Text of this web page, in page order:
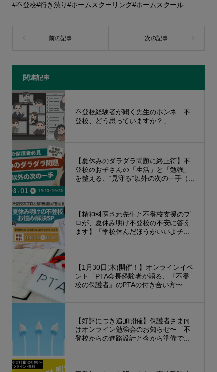
#不登校#行き渋り#ホームスクーリング#ホームスクール
関連記事
不登校経験者が聞く先生のホンネ「不
登校、どう思っていますか？」
【夏休みのダラダラ問題に終止符】不
登校のお子さんの「生活」と「勉強」
を整える、“見守る”以外の次の一手（...
【精神科医さわ先生と不登校支援のプ
ロが、夏休み明け不登校の不安に答え
ます】「学校休んだほうがいいよチ...
【1月30日(木)開催！】オンラインイベ
ント「PTA会長経験者が語る、『不登
校の保護者』のPTAの付き合い方〜...
【好評につき追加開催】保護者さま向
けオンライン勉強会のお知らせ〜「不
登校からの進路設計と今から準備で...